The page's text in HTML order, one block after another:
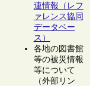
連情報（レフ
ァレンス協同
データベー
ス）
各地の図書館
等の被災情報
等について
（外部リン